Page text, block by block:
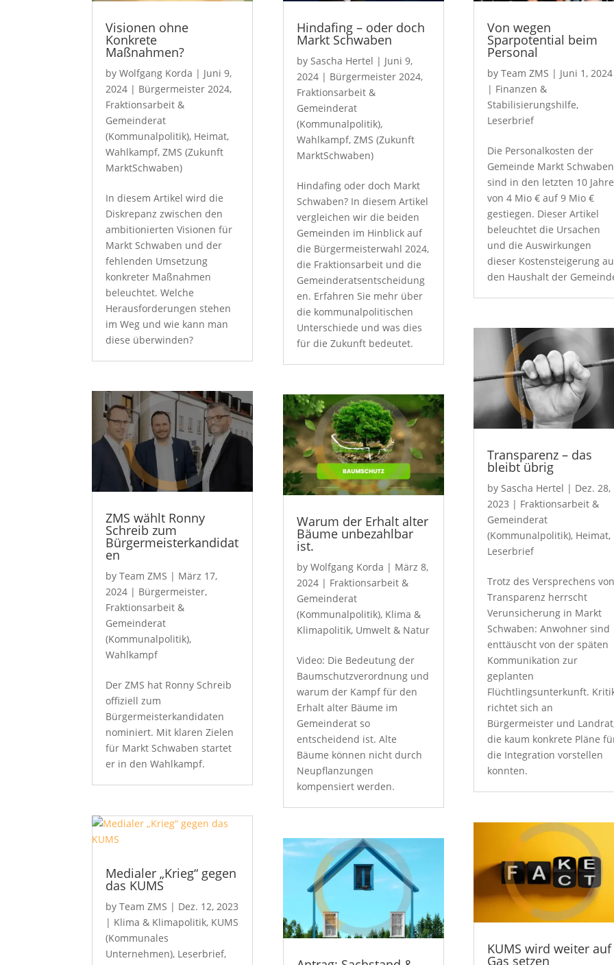
Visionen ohne
Konkrete
Maßnahmen?
byWolfgang Korda | Juni 9,
2024 | Bürgermeister 2024,
Fraktionsarbeit &
Gemeinderat
(Kommunalpolitik), Heimat,
Wahlkampf,ZMS (Zukunft
MarktSchwaben)
In diesem Artikel wird die
Diskrepanz zwischen den
ambitionierten Visionen für
Markt Schwaben und der
fehlenden Umsetzung
konkreter Maßnahmen
beleuchtet. Welche
Herausforderungen stehen
im Weg und wie kann man
diese überwinden?
ZMS wählt Ronny
Schreib zum
Bürgermeisterkandidat
en
byTeam ZMS | März 17,
2024 | Bürgermeister,
Fraktionsarbeit &
Gemeinderat
(Kommunalpolitik),
Wahlkampf
Der ZMS hat Ronny Schreib
offiziell zum
Bürgermeisterkandidaten
nominiert. Mit klaren Zielen
für Markt Schwaben startet
er in den Wahlkampf.
Medialer „Krieg“ gegen
das KUMS
byTeam ZMS | Dez. 12, 2023
| Klima & Klimapolitik, KUMS
(Kommunales
Unternehmen), Leserbrief,
Hindafing – oder doch
Markt Schwaben
by Sascha Hertel | Juni 9,
2024| Bürgermeister 2024,
Fraktionsarbeit &
Gemeinderat
(Kommunalpolitik),
Wahlkampf, ZMS (Zukunft
MarktSchwaben)
Hindafing oder doch Markt
Schwaben? In diesem Artikel
vergleichen wir die beiden
Gemeinden im Hinblick auf
die Bürgermeisterwahl 2024,
die Fraktionsarbeit und die
Gemeinderatsentscheidung
en. Erfahren Sie mehr über
die kommunalpolitischen
Unterschiede und was dies
für die Zukunft bedeutet.
Warum der Erhalt alter
Bäume unbezahlbar
ist.
by Wolfgang Korda | März 8,
2024| Fraktionsarbeit &
Gemeinderat
(Kommunalpolitik), Klima &
Klimapolitik, Umwelt & Natur
Video: Die Bedeutung der
Baumschutzverordnung und
warum der Kampf für den
Erhalt alter Bäume im
Gemeinderat so
entscheidend ist. Alte
Bäume können nicht durch
Neupflanzungen
kompensiert werden.
Von wegen
Sparpotential beim
Personal
byTeam ZMS | Juni 1, 2024
| Finanzen &
Stabilisierungshilfe,
Leserbrief
Die Personalkosten der
Gemeinde Markt Schwaben
sind in den letzten 10
von 4 Mio € auf 9 Mio €
gestiegen. Dieser Artikel
beleuchtet die Ursachen
und die Auswirkungen
dieser Kostensteigerung
den Haushalt der
Transparenz – das
bleibt übrig
bySascha Hertel | Dez. 28,
2023 | Fraktionsarbeit &
Gemeinderat
(Kommunalpolitik), Heimat,
Leserbrief
Trotz des Versprechens
Transparenz herrscht
Verunsicherung in Markt
Schwaben: Anwohner sind
enttäuscht von der späten
Kommunikation zur
geplanten
Flüchtlingsunterkunft.
richtet sich an
Bürgermeister und
die kaum konkrete Pläne
die Integration vorstellen
konnten.
KUMS wird weiter auf
Gas setzen